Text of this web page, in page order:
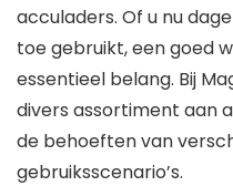
acculaders. Of u nu
toe gebruikt, een goed
essentieel belang. Bij
divers assortiment aan
de behoeften van
gebruiksscenario’s.